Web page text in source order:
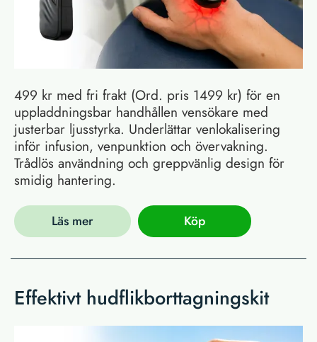
499 kr med fri frakt (Ord. pris 1499 kr) för en
uppladdningsbar handhållen vensökare med
justerbar ljusstyrka. Underlättar venlokalisering
inför infusion, venpunktion och övervakning.
Trådlös användning och greppvänlig design för
smidig hantering.
Läs mer Köp
Effektivt hudflikborttagningskit